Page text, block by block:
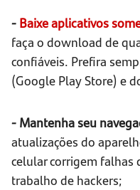
- Baixe aplicativos
faça o download de
confiáveis. Prefira
(Google Play Store) e
- Mantenha seu
atualizações do
celular corrigem falhas
trabalho de hackers;